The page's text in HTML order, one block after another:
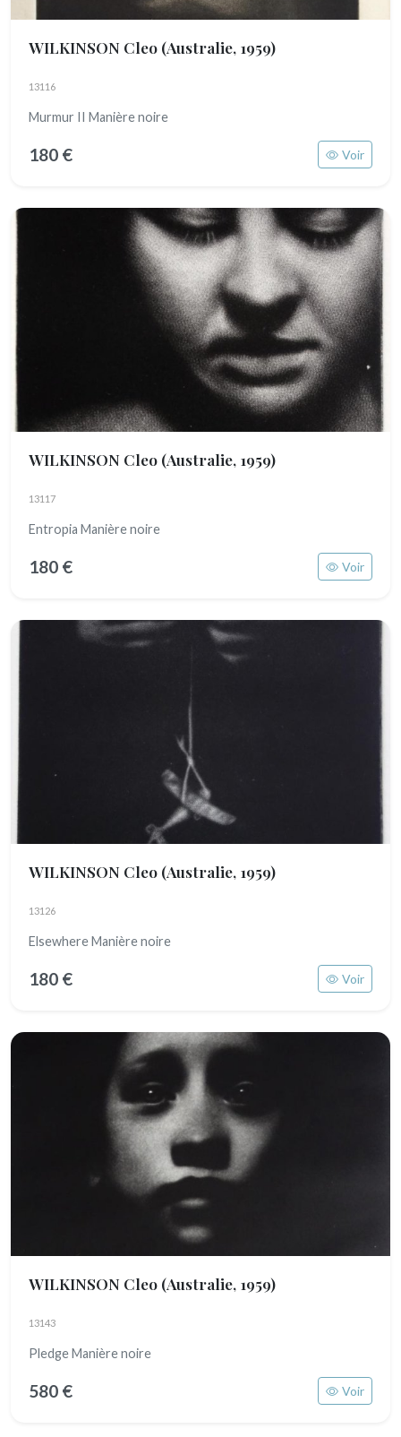
WILKINSON Cleo (Australie, 1959)
13116
Murmur II Manière noire
180 € Voir
WILKINSON Cleo (Australie, 1959)
13117
Entropia Manière noire
180 € Voir
WILKINSON Cleo (Australie, 1959)
13126
Elsewhere Manière noire
180 € Voir
WILKINSON Cleo (Australie, 1959)
13143
Pledge Manière noire
580 € Voir